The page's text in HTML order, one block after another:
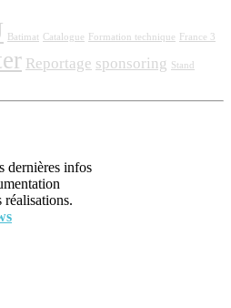
Batimat Catalogue Formation technique France 3
Reportage sponsoring Stand
dernières infos
réalisations.